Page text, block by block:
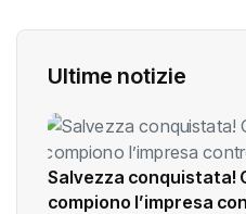
Ultime notizie
Salvezza conquistata!
compiono l’impresa